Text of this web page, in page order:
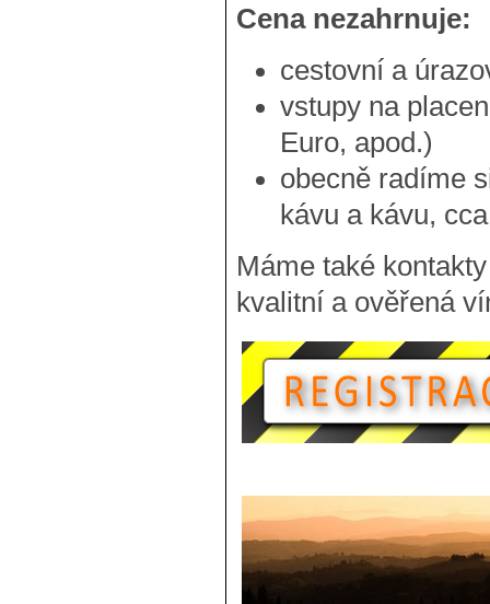
Cena nezahrnuje:
cestovní a
vstupy na
Euro, apod.)
obecně radíme
kávu a kávu,
Máme také
kvalitní a ověřená